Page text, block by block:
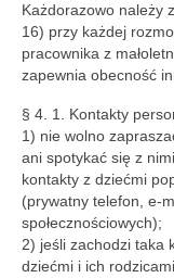
Każdorazowo należy
16) przy każdej
pracownika z
zapewnia obecność
§ 4. 1. Kontakty
1) nie wolno
ani spotykać się z
kontakty z dziećmi
(prywatny telefon, e-
społecznościowych);
2) jeśli zachodzi taka
dziećmi i ich